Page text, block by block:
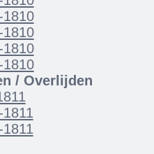
1810
1810
1810
1810
/ Overlijden